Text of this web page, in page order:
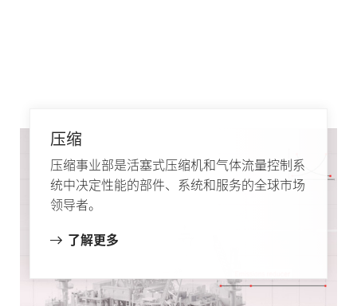
压缩
压缩事业部是活塞式压缩机和气体流量控制系
统中决定性能的部件、系统和服务的全球市场
领导者。
了解更多